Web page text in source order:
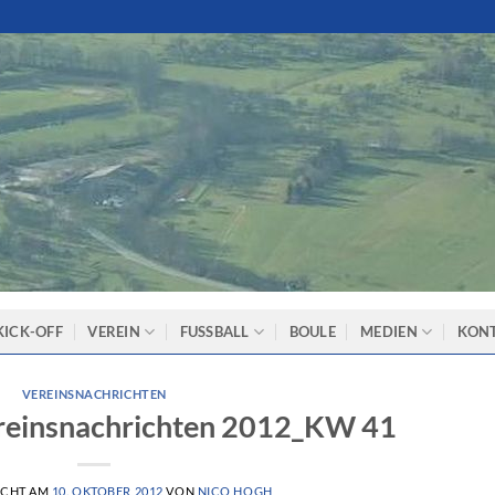
OFF VEREIN FUSSBALL BOULE MEDIEN
VEREINSNACHRICHTEN
2012_KW 41
AM 10. OKTOBER 2012 VON NICO HOGH